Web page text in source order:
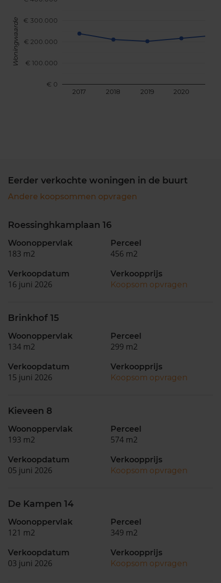
2017 2018 2019 2020
€ 0
€ 100.000
€ 200.000
€ 300.000
Woningwaarde
Eerder verkochte woningen in de buurt
Andere koopsommen opvragen
Roessinghkamplaan 16
Woonoppervlak
183 m2
Perceel
456 m2
Verkoopdatum
16 juni 2026
Verkoopprijs
Koopsom opvragen
Brinkhof 15
Woonoppervlak
134 m2
Perceel
299 m2
Verkoopdatum
15 juni 2026
Verkoopprijs
Koopsom opvragen
Kieveen 8
Woonoppervlak
193 m2
Perceel
574 m2
Verkoopdatum
05 juni 2026
Verkoopprijs
Koopsom opvragen
De Kampen 14
Woonoppervlak
121 m2
Perceel
349 m2
Verkoopdatum
03 juni 2026
Verkoopprijs
Koopsom opvragen